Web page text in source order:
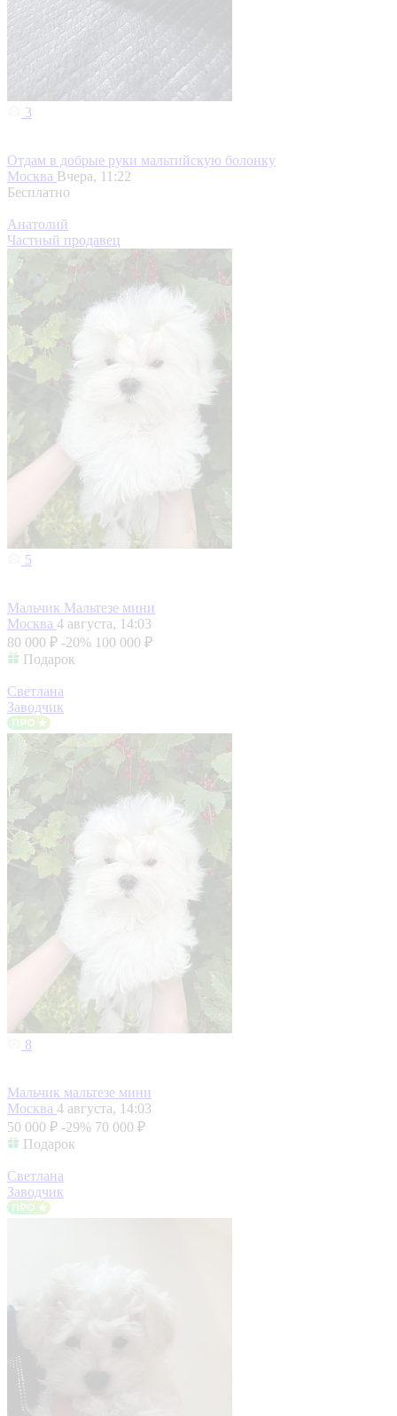
3
Отдам в добрые руки мальтийскую болонку
Москва Вчера, 11:22
Бесплатно
Анатолий
Частный продавец
5
Мальчик Мальтезе мини
Москва 4 августа, 14:03
80 000 ₽ -20% 100 000 ₽
Подарок
Светлана
Заводчик
8
Мальчик мальтезе мини
Москва 4 августа, 14:03
50 000 ₽ -29% 70 000 ₽
Подарок
Светлана
Заводчик